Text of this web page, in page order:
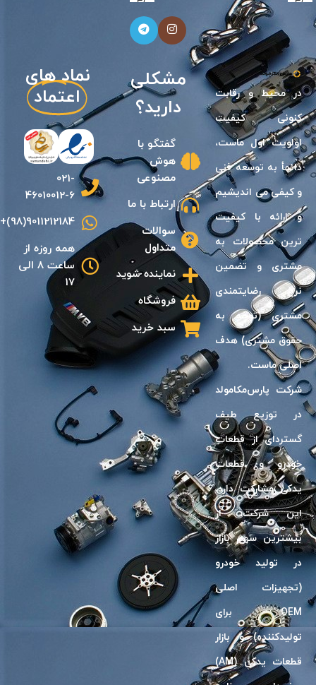
در محيط و رقابت
كنونى كيفيت
اولويت اول ماست،
دائمأ به توسعه فنى
و كيفی مى انديشیم
و ارائه با كيفيت
ترين محصولات به
مشترى و تضمين
نرخ رضايتمندى
مشترى (توجه به
حقوق مشترى) هدف
اصلى ماست.
شرکت پارس‌مکامولد
در توزیع طیف
گسترد‌ای از قطعات
خودرو و قطعات
یدکی مشارکت دارد.
این شرکت، از
بیشترین سهم بازار
در تولید خودرو
(تجهیزات اصلی
OEM برای
تولیدکننده) و بازار
قطعات یدکی (AM)
مشکلی
نیازی
دارید؟
گفتگو با
هوش
مصنوعی
ارتباط با ما
سوالات
متداول
نماینده شوید
فروشگاه
سبد خرید
نماد های
اعتماد
021-
46010012-6
9011212184(98)+
همه روزه از
ساعت 8 الی
17